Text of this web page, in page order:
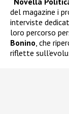
del magazine i
interviste
loro percorso
Bonino, che
riflette